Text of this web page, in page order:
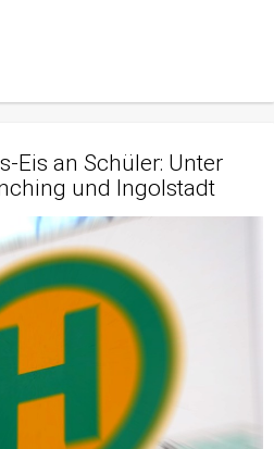
Eis an Schüler: Unter
und Ingolstadt